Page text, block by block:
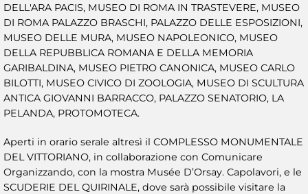
DELL'ARA PACIS, MUSEO DI ROMA IN TRASTEVERE, MUSEO
DI ROMA PALAZZO BRASCHI, PALAZZO DELLE ESPOSIZIONI,
MUSEO DELLE MURA, MUSEO NAPOLEONICO, MUSEO
DELLA REPUBBLICA ROMANA E DELLA MEMORIA
GARIBALDINA, MUSEO PIETRO CANONICA, MUSEO CARLO
BILOTTI, MUSEO CIVICO DI ZOOLOGIA, MUSEO DI SCULTURA
ANTICA GIOVANNI BARRACCO, PALAZZO SENATORIO, LA
PELANDA, PROTOMOTECA.
Aperti in orario serale altresì il COMPLESSO MONUMENTALE
DEL VITTORIANO, in collaborazione con Comunicare
Organizzando, con la mostra Musée D’Orsay. Capolavori, e le
SCUDERIE DEL QUIRINALE, dove sarà possibile visitare la